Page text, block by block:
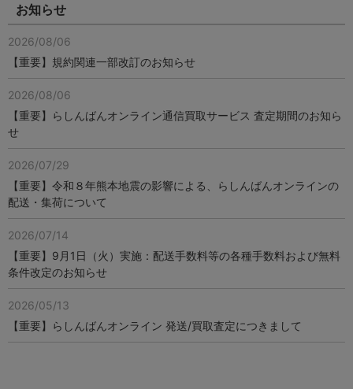
お知らせ
2026/08/06
【重要】規約関連一部改訂のお知らせ
2026/08/06
【重要】らしんばんオンライン通信買取サービス 査定期間のお知ら
せ
2026/07/29
【重要】令和８年熊本地震の影響による、らしんばんオンラインの
配送・集荷について
2026/07/14
【重要】9月1日（火）実施：配送手数料等の各種手数料および無料
条件改定のお知らせ
2026/05/13
【重要】らしんばんオンライン 発送/買取査定につきまして